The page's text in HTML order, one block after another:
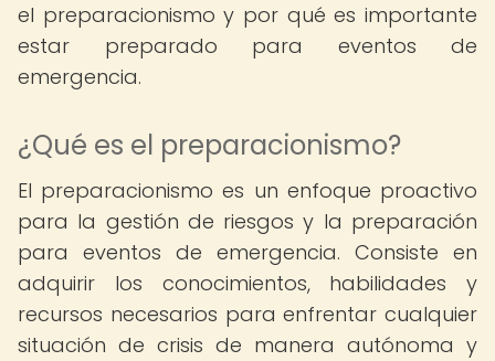
el preparacionismo y por qué es importante
estar preparado para eventos de
emergencia.
¿Qué es el preparacionismo?
El preparacionismo es un enfoque proactivo
para la gestión de riesgos y la preparación
para eventos de emergencia. Consiste en
adquirir los conocimientos, habilidades y
recursos necesarios para enfrentar cualquier
situación de crisis de manera autónoma y